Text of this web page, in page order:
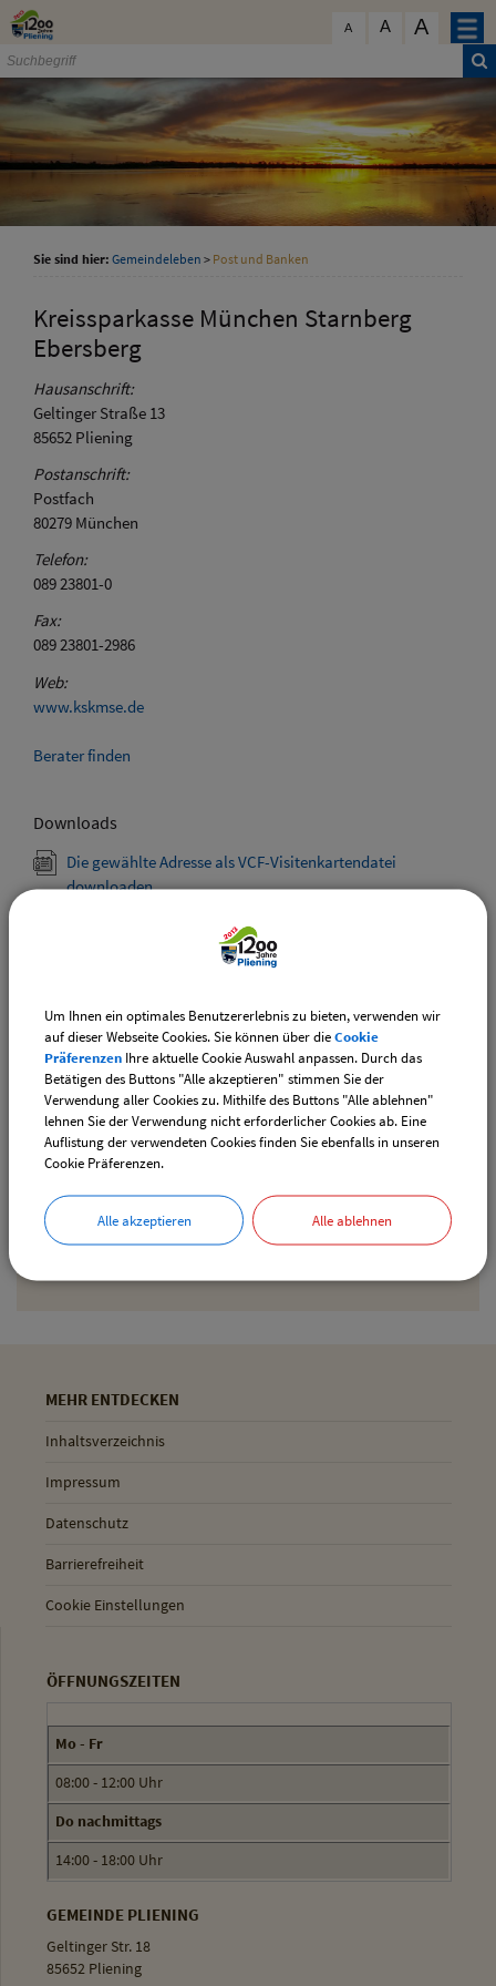
Zum Inhalt
A A A
Gemeinde Pliening
Geltinger Str. 18
Sie sind hier: Gemeindeleben > Post und Banken
Kreissparkasse München Starnberg
Ebersberg
Hausanschrift:
Geltinger Straße 13
85652 Pliening
Postanschrift:
Postfach
80279 München
Telefon:
089 23801-0
Fax:
089 23801-2986
Web:
www.kskmse.de
Berater finden
Downloads
Die gewählte Adresse als VCF-Visitenkartendatei
downloaden
Briefkastenfinder
mit Lageplan und Leerungszeiten
MEHR ENTDECKEN
Inhaltsverzeichnis
Impressum
Datenschutz
Barrierefreiheit
Cookie Einstellungen
ÖFFNUNGSZEITEN
Mo - Fr
08:00 - 12:00 Uhr
Do nachmittags
14:00 - 18:00 Uhr
GEMEINDE PLIENING
Geltinger Str. 18
85652 Pliening
Um Ihnen ein optimales Benutzererlebnis zu bieten, verwenden wir
auf dieser Webseite Cookies. Sie können über dieCookie
Präferenzen Ihre aktuelle Cookie Auswahl anpassen. Durch das
Betätigen des Buttons "Alle akzeptieren" stimmen Sie der
Verwendung aller Cookies zu. Mithilfe des Buttons "Alle ablehnen"
lehnen Sie der Verwendung nicht erforderlicher Cookies ab. Eine
Auflistung der verwendeten Cookies finden Sie ebenfalls in unseren
Cookie Präferenzen.
Alle akzeptieren Alle ablehnen
schließen